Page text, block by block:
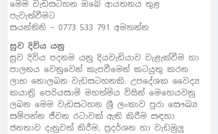
මෙම වැඩසටහන ඔබේ ආයතනය තුළ
පැවැත්වීමට
සයන්තිනි – 0773 533 791 අමතන්න
සුව දිවිය යනු
සුව දිවිය පදනම යනු දියවැඩියාව වැළැක්වීම හා
පාලනය වෙනුවෙන් කැපවීමෙන් කටයුතු කරන
ලාභ නොලබන වැඩසටහනකි. උපදේශක වෛද්‍ය
කයාත්‍රි පෙරියසාමි මහත්මිය විසින් මෙහෙයවනු
ලබන මෙම වැඩසටහන ශ්‍රී ලංකාව පුරා සෞඛ්‍ය
සම්පන්න ජීවන රටාවක් ඇති කිරීම සඳහා
ජනතාව දැනුවත් කිරීම, ප්‍රදර්ශන හා වැඩමුලු